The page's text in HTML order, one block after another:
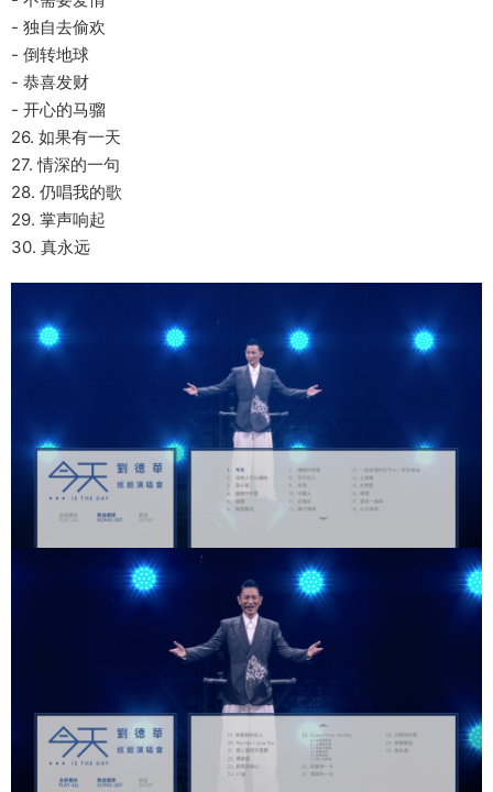
- 独自去偷欢
- 倒转地球
- 恭喜发财
- 开心的马骝
26. 如果有一天
27. 情深的一句
28. 仍唱我的歌
29. 掌声响起
30. 真永远